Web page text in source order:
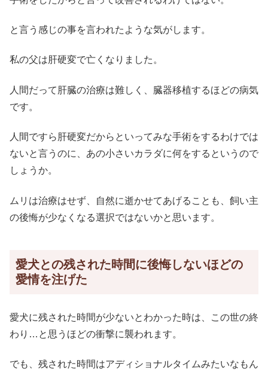
と言う感じの事を言われたような気がします。
私の父は肝硬変で亡くなりました。
人間だって肝臓の治療は難しく、臓器移植するほどの病気
です。
人間ですら肝硬変だからといってみな手術をするわけでは
ないと言うのに、あの小さいカラダに何をするというので
しょうか。
ムリは治療はせず、自然に逝かせてあげることも、飼い主
の後悔が少なくなる選択ではないかと思います。
愛犬との残された時間に後悔しないほどの
愛情を注げた
愛犬に残された時間が少ないとわかった時は、この世の終
わり…と思うほどの衝撃に襲われます。
でも、残された時間はアディショナルタイムみたいなもん